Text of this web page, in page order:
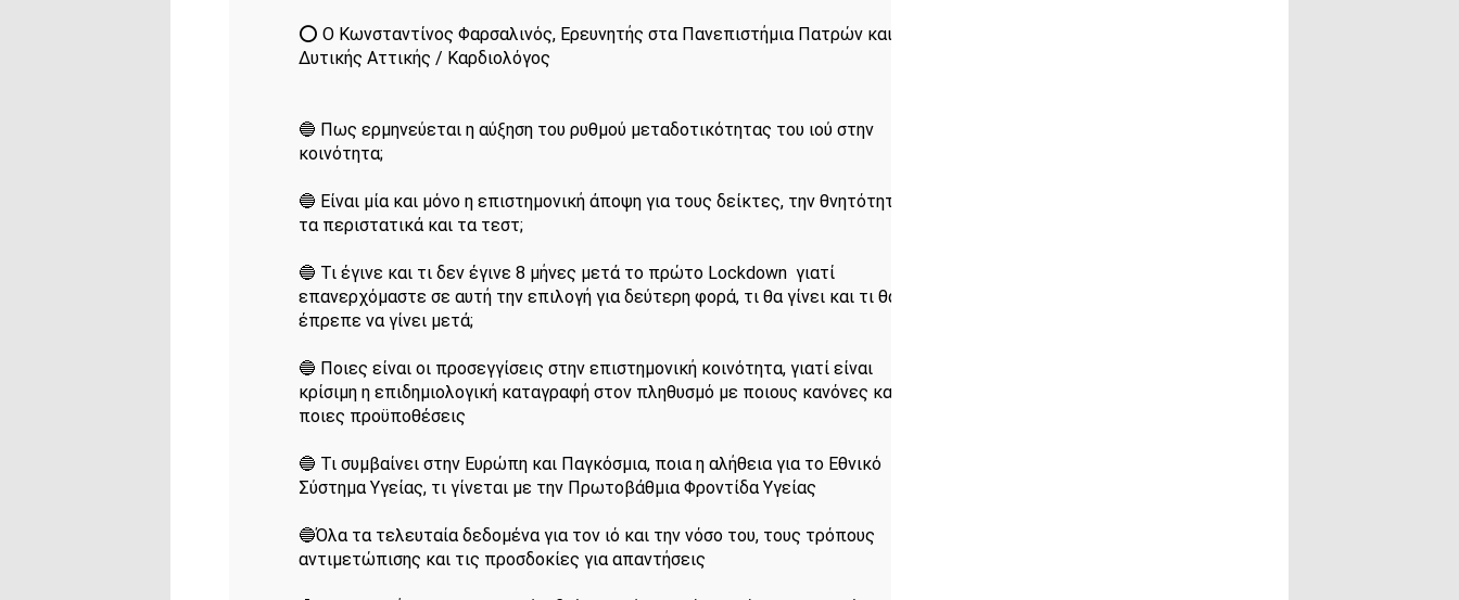
⭕️ Ο Κωνσταντίνος Φαρσαλινός, Ερευνητής στα Πανεπιστήμια Πατρών και
Δυτικής Αττικής / Καρδιολόγος
🔵 Πως ερμηνεύεται η αύξηση του ρυθμού μεταδοτικότητας του ιού στην
κοινότητα;
🔵 Είναι μία και μόνο η επιστημονική άποψη για τους δείκτες, την θνητότητα,
τα περιστατικά και τα τεστ;
🔵 Τι έγινε και τι δεν έγινε 8 μήνες μετά το πρώτο Lockdown  γιατί
επανερχόμαστε σε αυτή την επιλογή για δεύτερη φορά, τι θα γίνει και τι θα
έπρεπε να γίνει μετά;
🔵 Ποιες είναι οι προσεγγίσεις στην επιστημονική κοινότητα, γιατί είναι
κρίσιμη η επιδημιολογική καταγραφή στον πληθυσμό με ποιους κανόνες και
ποιες προϋποθέσεις
🔵 Τι συμβαίνει στην Ευρώπη και Παγκόσμια, ποια η αλήθεια για το Εθνικό
Σύστημα Υγείας, τι γίνεται με την Πρωτοβάθμια Φροντίδα Υγείας
🔵Όλα τα τελευταία δεδομένα για τον ιό και την νόσο του, τους τρόπους
αντιμετώπισης και τις προσδοκίες για απαντήσεις